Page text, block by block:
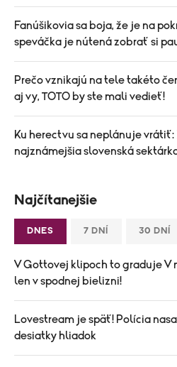
Fanúšikovia sa boja, že je na
speváčka je nútená zobrať si
Prečo vznikajú na tele takéto
aj vy, TOTO by ste mali vedieť!
Ku herectvu sa neplánuje vrátiť:
najznámejšia slovenská
Najčítanejšie
DNES 7 DNÍ 30 DNÍ
V Gottovej klipoch to graduje V
len v spodnej bielizni!
Lovestream je späť! Polícia
desiatky hliadok